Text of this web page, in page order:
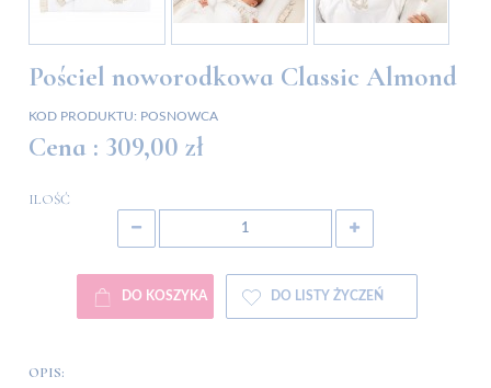
Pościel noworodkowa Classic Almond
KOD PRODUKTU: POSNOWCA
Cena : 309,00 zł
ILOŚĆ
DO KOSZYKA DO LISTY ŻYCZEŃ
OPIS: